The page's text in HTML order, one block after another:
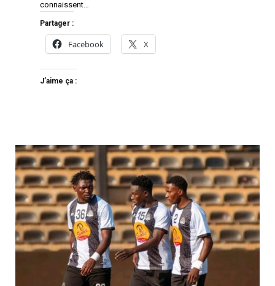
connaissent…
Partager :
Facebook X
J’aime ça :